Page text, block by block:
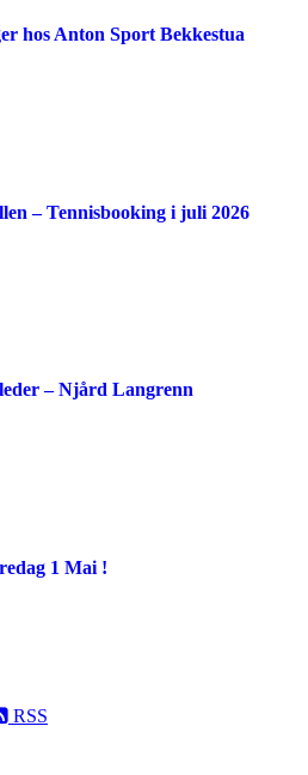
hos Anton Sport Bekkestua
– Tennisbooking i juli 2026
– Njård Langrenn
1 Mai !
RSS